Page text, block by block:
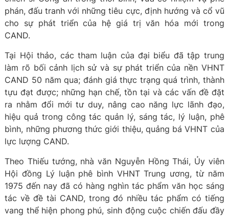
phán, đấu tranh với những tiêu cực, định hướng và cổ vũ
cho sự phát triển của hệ giá trị văn hóa mới trong
CAND.
Tại Hội thảo, các tham luận của đại biểu đã tập trung
làm rõ bối cảnh lịch sử và sự phát triển của nền VHNT
CAND 50 năm qua; đánh giá thực trạng quá trình, thành
tựu đạt được; những hạn chế, tồn tại và các vấn đề đặt
ra nhằm đổi mới tư duy, nâng cao năng lực lãnh đạo,
hiệu quả trong công tác quản lý, sáng tác, lý luận, phê
bình, những phương thức giới thiệu, quảng bá VHNT của
lực lượng CAND.
Theo Thiếu tướng, nhà văn Nguyễn Hồng Thái, Ủy viên
Hội đồng Lý luận phê bình VHNT Trung ương, từ năm
1975 đến nay đã có hàng nghìn tác phẩm văn học sáng
tác về đề tài CAND, trong đó nhiều tác phẩm có tiếng
vang thể hiện phong phú, sinh động cuộc chiến đấu đầy